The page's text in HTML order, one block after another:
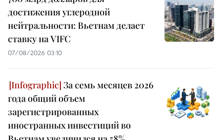
достижения углеродной
нейтральности: Вьетнам делает
ставку на VIFC
07/08/2026 03:10
За семь месяцев 2026
года общий объем
зарегистрированных
иностранных инвестиций во